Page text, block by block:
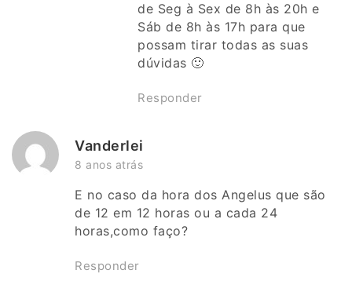
de Seg à Sex de 8h às 20h e
Sáb de 8h às 17h para que
possam tirar todas as suas
dúvidas 🙂
Responder
Vanderlei
8 anos atrás
E no caso da hora dos Angelus que são
de 12 em 12 horas ou a cada 24
horas,como faço?
Responder